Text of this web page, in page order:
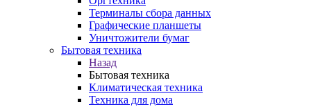
Терминалы сбора данных
Графические планшеты
Уничтожители бумаг
Бытовая техника
Назад
Бытовая техника
Климатическая техника
Техника для дома